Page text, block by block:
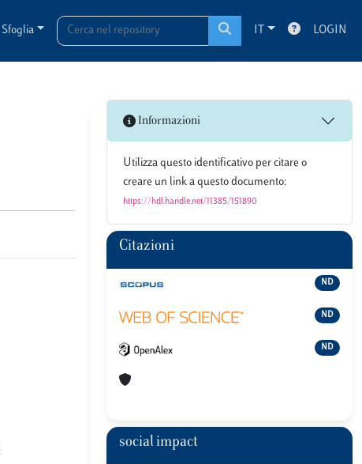
Sfoglia IT LOGIN
Informazioni
Utilizza questo identificativo per citare o
creare un link a questo documento:
https://hdl.handle.net/11385/151890
Citazioni
ND
ND
ND
social impact